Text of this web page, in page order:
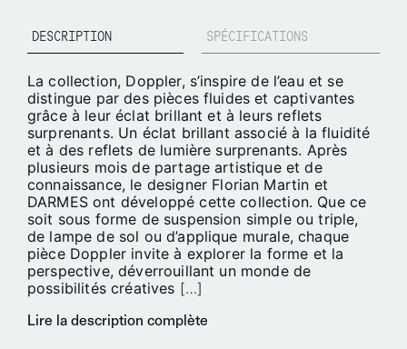
DESCRIPTION SPÉCIFICATIONS
La collection, Doppler, s’inspire de l’eau et se
distingue par des pièces fluides et captivantes
grâce à leur éclat brillant et à leurs reflets
surprenants. Un éclat brillant associé à la fluidité
et à des reflets de lumière surprenants. Après
plusieurs mois de partage artistique et de
connaissance, le designer Florian Martin et
DARMES ont développé cette collection. Que ce
soit sous forme de suspension simple ou triple,
de lampe de sol ou d’applique murale, chaque
pièce Doppler invite à explorer la forme et la
perspective, déverrouillant un monde de
possibilités créatives […]
Lire la description complète